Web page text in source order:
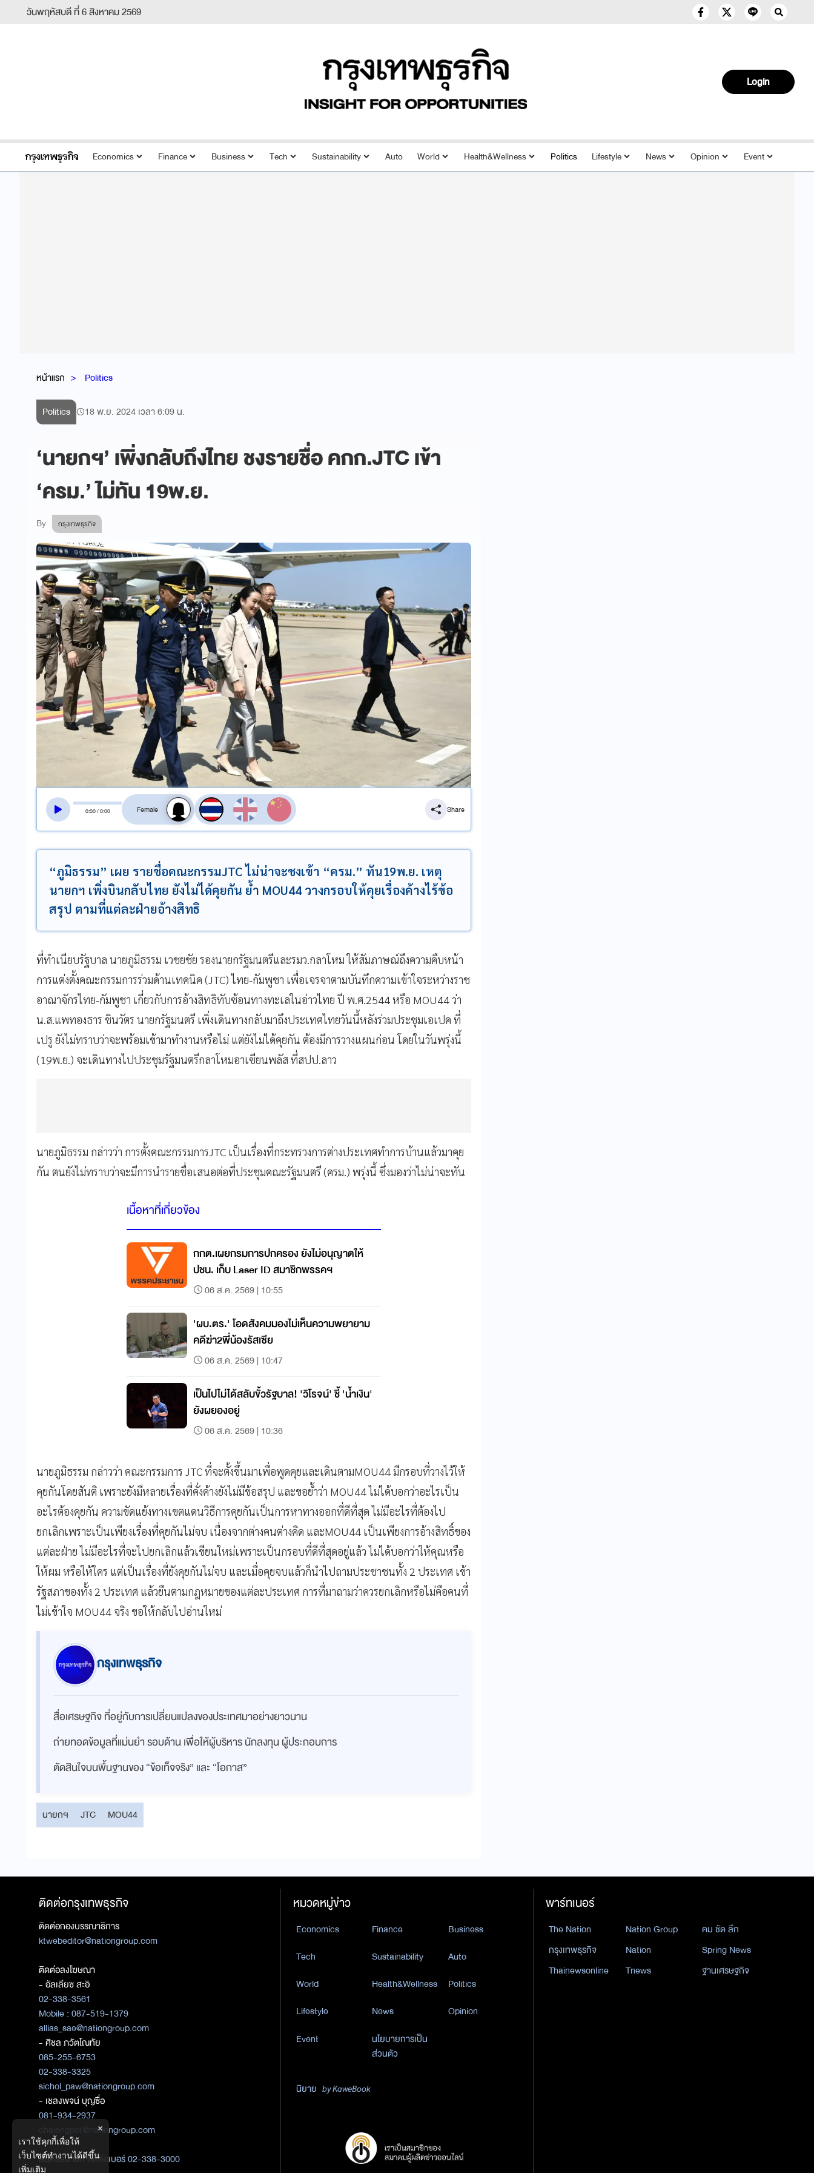
วันพฤหัสบดี ที่ 6 สิงหาคม 2569
Login
Economics Finance Business Tech Sustainability Auto World Health&Wellness Politics Lifestyle News Opinion Event
หน้าแรก Politics
Politics 18 พ.ย. 2024 เวลา 6:09 น.
‘นายกฯ’ เพิ่งกลับถึงไทย ชงรายชื่อ คกก.JTC เข้า
‘ครม.’ ไม่ทัน 19พ.ย.
By กรุงเทพธุรกิจ
0:00/0:00
สลับเสียงอ่าน
Share
“ภูมิธรรม” เผย รายชื่อคณะกรรมJTC ไม่น่าจะชงเข้า “ครม.” ทัน19พ.ย. เหตุ
นายกฯ เพิ่งบินกลับไทย ยังไม่ได้คุยกัน ย้ำ MOU44 วางกรอบให้คุยเรื่องค้างไร้ข้อ
สรุป ตามที่แต่ละฝ่ายอ้างสิทธิ
ที่ทำเนียบรัฐบาล นายภูมิธรรม เวชยชัย รองนายกรัฐมนตรีและรมว.กลาโหม ให้สัมภาษณ์ถึงความคืบหน้า
การแต่งตั้งคณะกรรมการร่วมด้านเทคนิค (JTC) ไทย-กัมพูชา เพื่อเจรจาตามบันทึกความเข้าใจระหว่างราช
อาณาจักรไทย-กัมพูชา เกี่ยวกับการอ้างสิทธิทับซ้อนทางทะเลในอ่าวไทย ปี พ.ศ.2544 หรือ MOU44 ว่า
น.ส.แพทองธาร ชินวัตร นายกรัฐมนตรี เพิ่งเดินทางกลับมาถึงประเทศไทยวันนี้หลังร่วมประชุมเอเปค ที่
เปรู ยังไม่ทราบว่าจะพร้อมเข้ามาทำงานหรือไม่ แต่ยังไม่ได้คุยกัน ต้องมีการวางแผนก่อน โดยในวันพรุ่งนี้
(19พ.ย.) จะเดินทางไปประชุมรัฐมนตรีกลาโหมอาเซียนพลัส ที่สปป.ลาว
นายภูมิธรรม กล่าวว่า การตั้งคณะกรรมการJTC เป็นเรื่องที่กระทรวงการต่างประเทศทำการบ้านแล้วมาคุย
กัน ตนยังไม่ทราบว่าจะมีการนำรายชื่อเสนอต่อที่ประชุมคณะรัฐมนตรี (ครม.) พรุ่งนี้ ซึ่งมองว่าไม่น่าจะทัน
เนื้อหาที่เกี่ยวข้อง
กกต.เผยกรมการปกครอง ยังไม่อนุญาตให้
ปชน. เก็บ Laser ID สมาชิกพรรคฯ
06 ส.ค. 2569 | 10:55
'ผบ.ตร.' โอดสังคมมองไม่เห็นความพยายาม
คดีฆ่า2พี่น้องรัสเซีย
06 ส.ค. 2569 | 10:47
เป็นไปไม่ได้สลับขั้วรัฐบาล! 'วิโรจน์' ชี้ 'น้ำเงิน'
ยังผยองอยู่
06 ส.ค. 2569 | 10:36
นายภูมิธรรม กล่าวว่า คณะกรรมการ JTC ที่จะตั้งขึ้นมาเพื่อพูดคุยและเดินตามMOU44 มีกรอบที่วางไว้ให้
คุยกันโดยสันติ เพราะยังมีหลายเรื่องที่คั่งค้างยังไม่มีข้อสรุป และขอย้ำว่า MOU44 ไม่ได้บอกว่าอะไรเป็น
อะไรต้องคุยกัน ความขัดแย้งทางเขตแดนวิธีการคุยกันเป็นการหาทางออกที่ดีที่สุด ไม่มีอะไรที่ต้องไป
ยกเลิกเพราะเป็นเพียงเรื่องที่คุยกันไม่จบ เนื่องจากต่างคนต่างคิด และMOU44 เป็นเพียงการอ้างสิทธิ์ของ
แต่ละฝ่าย ไม่มีอะไรที่จะไปยกเลิกแล้วเขียนใหม่เพราะเป็นกรอบที่ดีที่สุดอยู่แล้ว ไม่ได้บอกว่าให้คุณหรือ
ให้ผม หรือให้ใคร แต่เป็นเรื่องที่ยังคุยกันไม่จบ และเมื่อคุยจบแล้วก็นำไปถามประชาชนทั้ง 2 ประเทศ เข้า
รัฐสภาของทั้ง 2 ประเทศ แล้วยืนตามกฎหมายของแต่ละประเทศ การที่มาถามว่าควรยกเลิกหรือไม่คือคนที่
ไม่เข้าใจ MOU44 จริง ขอให้กลับไปอ่านใหม่
กรุงเทพธุรกิจ
สื่อเศรษฐกิจ ที่อยู่กับการเปลี่ยนแปลงของประเทศมาอย่างยาวนาน
ถ่ายทอดข้อมูลที่แม่นยำ รอบด้าน เพื่อให้ผู้บริหาร นักลงทุน ผู้ประกอบการ
ตัดสินใจบนพื้นฐานของ “ข้อเท็จจริง” และ “โอกาส”
นายกฯ JTC MOU44
ติดต่อกรุงเทพธุรกิจ
ติดต่อกองบรรณาธิการ
ktwebeditor@nationgroup.com
ติดต่อลงโฆษณา
- อัลเลียซ สะอิ
02-338-3561
Mobile : 087-519-1379
allias_sae@nationgroup.com
- ศิชล ภวัตโณทัย
085-255-6753
02-338-3325
sichol_paw@nationgroup.com
- เชลงพจน์ บุญซื่อ
081-934-2937
chalengpot@nationgroup.com
สมัครสมาชิกติดต่อเบอร์ 02-338-3000
หมวดหมู่ข่าว
Economics Finance
Business
Tech
Sustainability
Auto
World
Health&Wellness
Politics
Lifestyle
News
Opinion
Event
นโยบายการเป็น
ส่วนตัว
นิยาย by KaweBook
พาร์ทเนอร์
The Nation Nation Group
คม ชัด ลึก
กรุงเทพธุรกิจ
Nation
Spring News
Thainewsonline
Tnews ฐานเศรษฐกิจ
×
เราใช้คุกกี้เพื่อให้
เว็บไซต์ทำงานได้ดีขึ้น
เพิ่มเติม